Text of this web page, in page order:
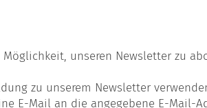
unseren Newsletter zu
zu unserem Newsletter
E-Mail an die angegebene E-Mail-